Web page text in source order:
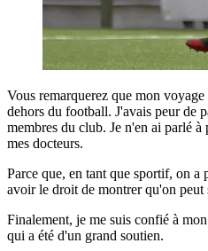
Vous remarquerez que mon
dehors du football. J'avais peur de
membres du club. Je n'en ai parlé
mes docteurs.
Parce que, en tant que sportif, on a
avoir le droit de montrer qu'on
Finalement, je me suis confié à
qui a été d'un grand soutien.